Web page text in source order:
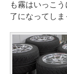
も霧はいっこ
了になってしま